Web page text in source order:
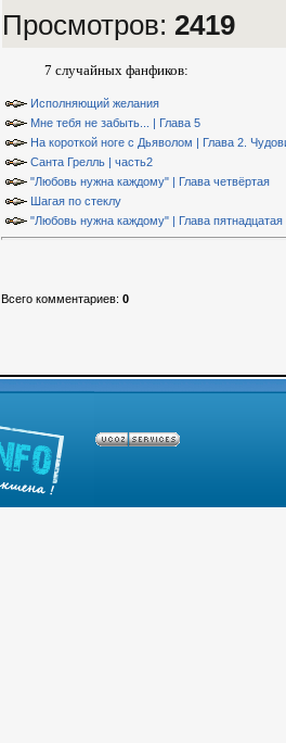
Просмотров: 2419
7 случайных фанфиков:
Исполняющий желания
Мне тебя не забыть... | Глава 5
На короткой ноге с Дьяволом | Глава 2.
Санта Грелль | часть2
"Любовь нужна каждому" | Глава четвёртая
Шагая по стеклу
"Любовь нужна каждому" | Глава пятнадцатая
Всего комментариев: 0